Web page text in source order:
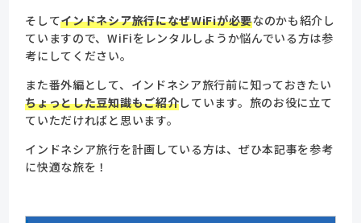
そしてインドネシア旅行になぜWiFiが必要なのかも紹介し
ていますので、WiFiをレンタルしようか悩んでいる方は参
考にしてください。
また番外編として、インドネシア旅行前に知っておきたい
ちょっとした豆知識もご紹介しています。旅のお役に立て
ていただければと思います。
インドネシア旅行を計画している方は、ぜひ本記事を参考
に快適な旅を！